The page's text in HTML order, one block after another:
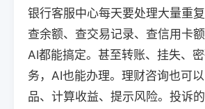
银行客服中心每天要处理大量重
查余额、查交易记录、查信用卡
AI都能搞定。甚至转账、挂失、
务，AI也能办理。理财咨询也可
品、计算收益、提示风险。投诉